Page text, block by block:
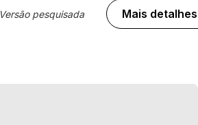
Versão pesquisada Mais detalhes